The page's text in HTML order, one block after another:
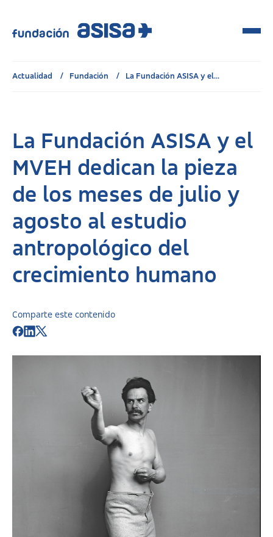
Actualidad Fundación La Fundación ASISA y el...
La Fundación ASISA y el
MVEH dedican la pieza
de los meses de julio y
agosto al estudio
antropológico del
crecimiento humano
Comparte este contenido